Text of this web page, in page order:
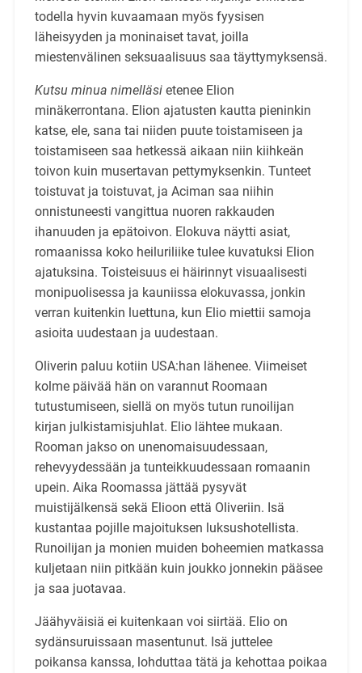
todella hyvin kuvaamaan myös fyysisen
läheisyyden ja moninaiset tavat, joilla
miestenvälinen seksuaalisuus saa täyttymyksensä.
Kutsu minua nimelläsietenee Elion
minäkerrontana. Elion ajatusten kautta pieninkin
katse, ele, sana tai niiden puute toistamiseen ja
toistamiseen saa hetkessä aikaan niin kiihkeän
toivon kuin musertavan pettymyksenkin. Tunteet
toistuvat ja toistuvat, ja Aciman saa niihin
onnistuneesti vangittua nuoren rakkauden
ihanuuden ja epätoivon. Elokuva näytti asiat,
romaanissa koko heiluriliike tulee kuvatuksi Elion
ajatuksina. Toisteisuus ei häirinnyt visuaalisesti
monipuolisessa ja kauniissa elokuvassa, jonkin
verran kuitenkin luettuna, kun Elio miettii samoja
asioita uudestaan ja uudestaan.
Oliverin paluu kotiin USA:han lähenee. Viimeiset
kolme päivää hän on varannut Roomaan
tutustumiseen, siellä on myös tutun runoilijan
kirjan julkistamisjuhlat. Elio lähtee mukaan.
Rooman jakso on unenomaisuudessaan,
rehevyydessään ja tunteikkuudessaan romaanin
upein. Aika Roomassa jättää pysyvät
muistijälkensä sekä Elioon että Oliveriin. Isä
kustantaa pojille majoituksen luksushotellista.
Runoilijan ja monien muiden boheemien matkassa
kuljetaan niin pitkään kuin joukko jonnekin pääsee
ja saa juotavaa.
Jäähyväisiä ei kuitenkaan voi siirtää. Elio on
sydänsuruissaan masentunut. Isä juttelee
poikansa kanssa, lohduttaa tätä ja kehottaa poikaa